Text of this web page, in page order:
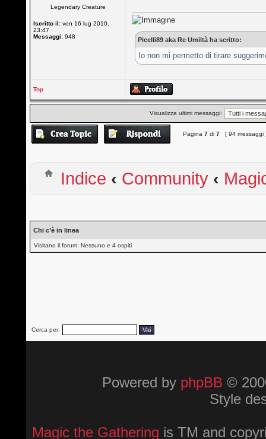
Legendary Creature
Iscritto il: ven 16 lug 2010,
23:47
Messaggi: 948 Picelli89 aka Re Umiltà ha scritto:
Io non mi permetto di tirare
Top
Visualizza ultimi messaggi:
Pagina7 di7 [ 94 messaggi
Indice ‹ Community ‹
Chi c’è in linea
Visitano il forum: Nessuno e 4 ospiti
Cerca per:
Powered by phpBB ©
Style
Magic the Gathering is TM and